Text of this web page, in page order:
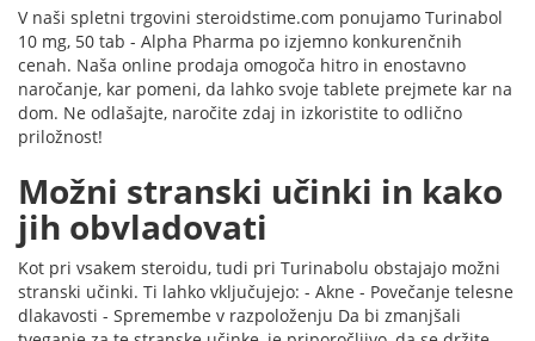
V naši spletni trgovini steroidstime.com ponujamo Turinabol
10 mg, 50 tab - Alpha Pharma po izjemno konkurenčnih
cenah. Naša online prodaja omogoča hitro in enostavno
naročanje, kar pomeni, da lahko svoje tablete prejmete kar na
dom. Ne odlašajte, naročite zdaj in izkoristite to odlično
priložnost!
Možni stranski učinki in kako
jih obvladovati
Kot pri vsakem steroidu, tudi pri Turinabolu obstajajo možni
stranski učinki. Ti lahko vključujejo: - Akne - Povečanje telesne
dlakavosti - Spremembe v razpoloženju Da bi zmanjšali